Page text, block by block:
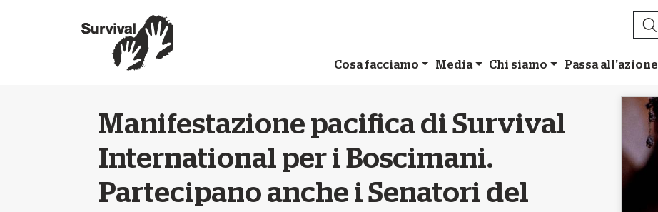
Cosa facciamo Media Chi siamo Passa all'azione
Manifestazione pacifica di Survival
International per i Boscimani.
Partecipano anche i Senatori del